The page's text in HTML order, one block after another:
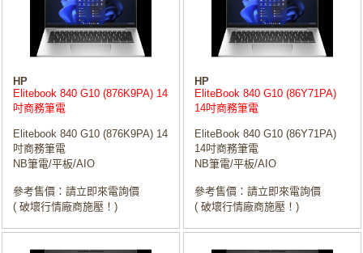
HP
Elitebook 840 G10 (876K9PA) 14
吋商務筆電
Elitebook 840 G10 (876K9PA) 14
吋商務筆電
NB筆電/平板/AIO
參考售價：請立即來電詢價
( 破壞行情廠商施壓！)
HP
EliteBook 840 G10 (86Y71PA)
14吋商務筆電
EliteBook 840 G10 (86Y71PA)
14吋商務筆電
NB筆電/平板/AIO
參考售價：請立即來電詢價
( 破壞行情廠商施壓！)